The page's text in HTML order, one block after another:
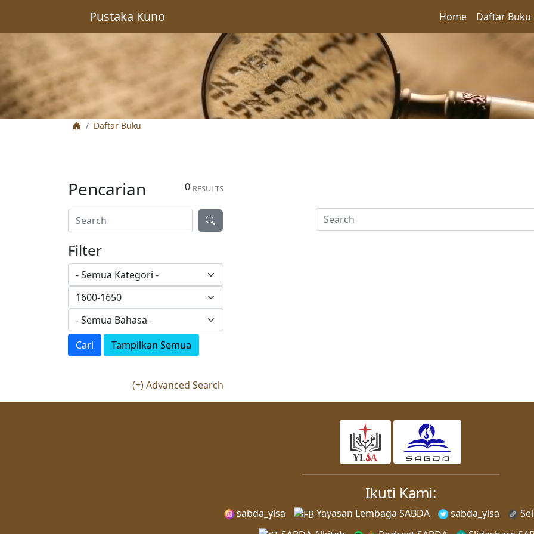
Pustaka Kuno Home Daftar Buku
Daftar Buku
0 RESULTS
Pencarian
Filter
Cari Tampilkan Semua
(+) Advanced Search
Ikuti Kami:
sabda_ylsa Yayasan Lembaga SABDA sabda_ylsa